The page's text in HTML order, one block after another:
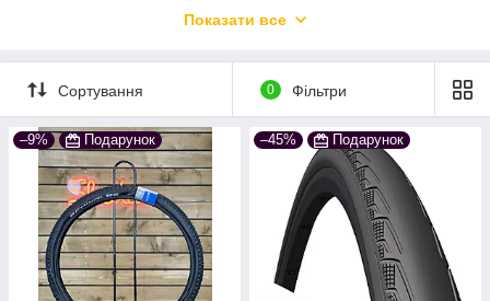
Велосипедні покришки 26" для
впевненого катання в будь-яку
погоду!
завдання. Оформляйте замовлення та отримайте
покришки вже через 2-3 дні, а разом із ними
подарунок – наклейки та ковпачки на ніпелі.
Надсилання в день замовлення
Підбір по фотографії
Показати все
Сортування 0 Фільтри
–9% Подарунок –45% Подарунок